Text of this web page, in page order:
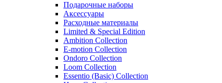
Подарочные наборы
Аксессуары
Расходные материалы
Limited & Special Edition
Ambition Collection
E-motion Collection
Ondoro Collection
Loom Collection
Essentio (Basic) Collection